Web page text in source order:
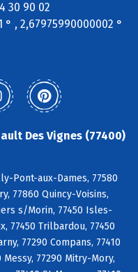
30 90 02
° , 2,67975990000002 °
Des Vignes (77400)
Pont-aux-Dames, 77580
77860 Quincy-Voisins,
s/Morin, 77450 Isles-
77450 Trilbardou, 77450
77290 Compans, 77410
Messy, 77290 Mitry-Mory,